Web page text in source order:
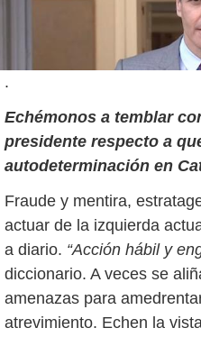
.
Echémonos a temblar
presidente respecto a
autodeterminación en
Fraude y mentira,
actuar de la izquierda
a diario. “Acción hábil y
diccionario. A veces se
amenazas para
atrevimiento. Echen la